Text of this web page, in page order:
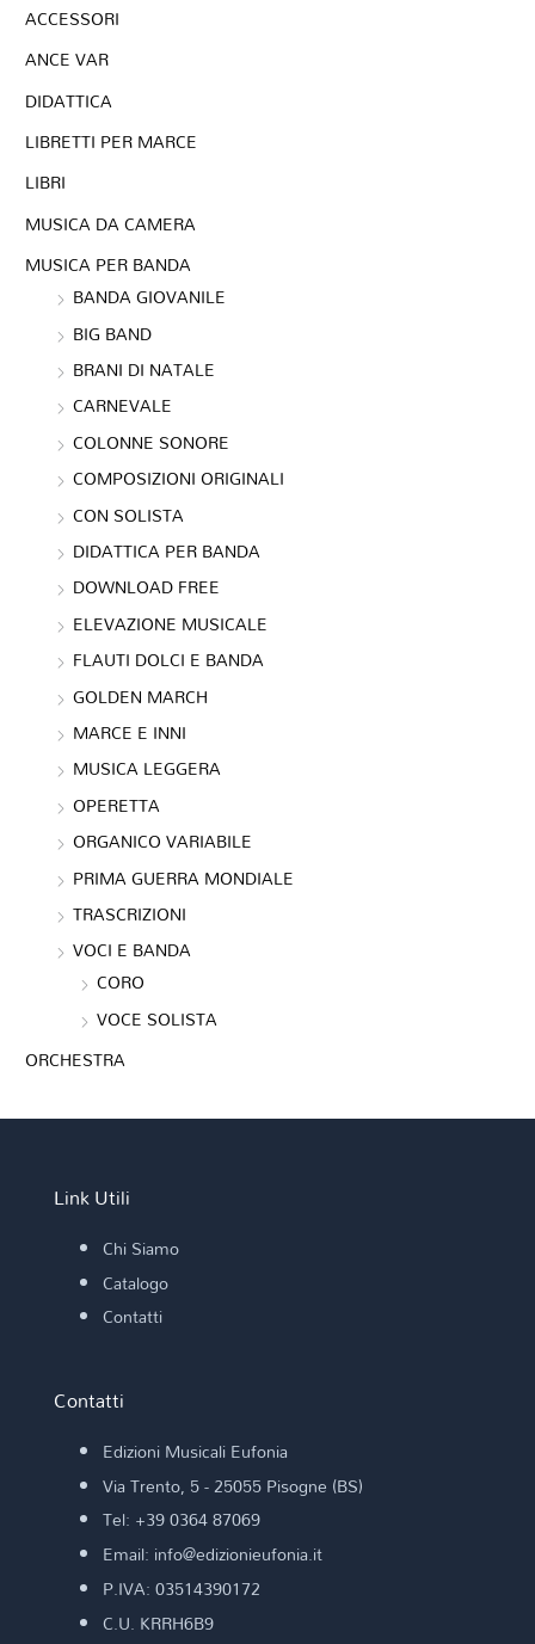
ACCESSORI
ANCE VAR
DIDATTICA
LIBRETTI PER MARCE
LIBRI
MUSICA DA CAMERA
MUSICA PER BANDA
BANDA GIOVANILE
BIG BAND
BRANI DI NATALE
CARNEVALE
COLONNE SONORE
COMPOSIZIONI ORIGINALI
CON SOLISTA
DIDATTICA PER BANDA
DOWNLOAD FREE
ELEVAZIONE MUSICALE
FLAUTI DOLCI E BANDA
GOLDEN MARCH
MARCE E INNI
MUSICA LEGGERA
OPERETTA
ORGANICO VARIABILE
PRIMA GUERRA MONDIALE
TRASCRIZIONI
VOCI E BANDA
CORO
VOCE SOLISTA
ORCHESTRA
Link Utili
Chi Siamo
Catalogo
Contatti
Contatti
Edizioni Musicali Eufonia
Via Trento, 5 - 25055 Pisogne (BS)
Tel: +39 0364 87069
Email: info@edizionieufonia.it
P.IVA: 03514390172
C.U. KRRH6B9